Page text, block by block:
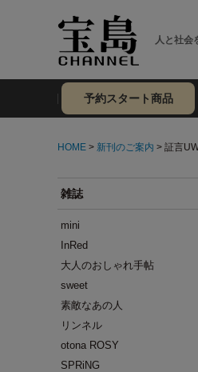
人と社会
予約スタート商品
HOME > 新刊のご案内 > 証言
雑誌
mini
InRed
大人のおしゃれ手帖
sweet
素敵なあの人
リンネル
otona ROSY
SPRiNG